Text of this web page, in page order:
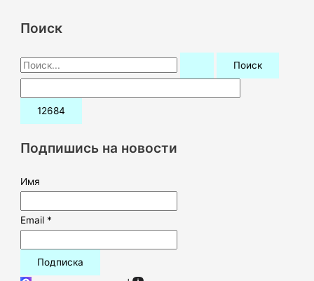
Поиск
П
о
и
:Подпишись на новости
Имя
Email *